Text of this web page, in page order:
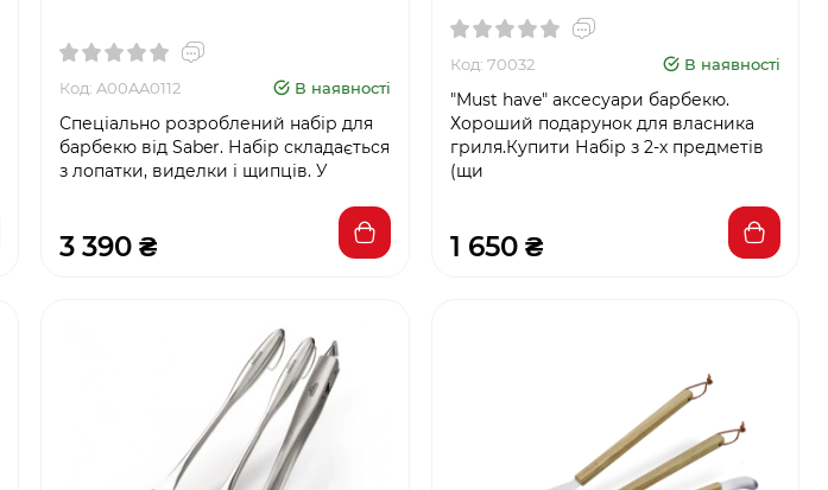
Код: A00AA0112 В наявності
Спеціально розроблений набір для
барбекю від Saber. Набір складається
з лопатки, виделки і щипців. У
3 390 ₴
Код: 70032 В наявності
"Must have" аксесуари барбекю.
Хороший подарунок для власника
гриля.Купити Набір з 2-х предметів
(щи
1 650 ₴